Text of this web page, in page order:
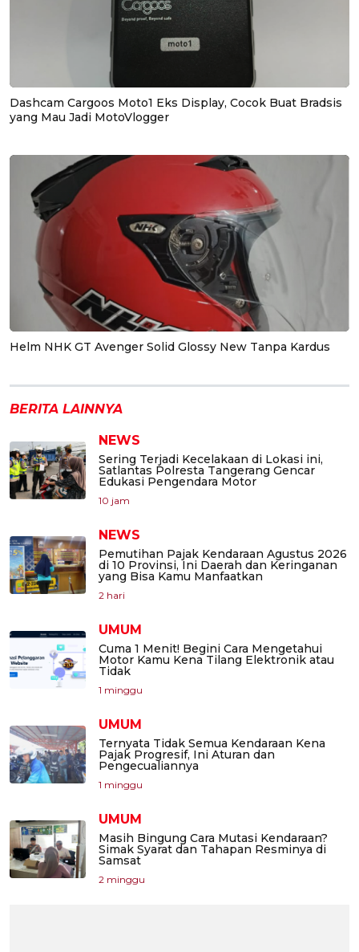
Dashcam Cargoos Moto1 Eks Display, Cocok Buat Bradsis
yang Mau Jadi MotoVlogger
Helm NHK GT Avenger Solid Glossy New Tanpa Kardus
BERITA LAINNYA
NEWS
Sering Terjadi Kecelakaan di Lokasi ini,
Satlantas Polresta Tangerang Gencar
Edukasi Pengendara Motor
10 jam
NEWS
Pemutihan Pajak Kendaraan Agustus 2026
di 10 Provinsi, Ini Daerah dan Keringanan
yang Bisa Kamu Manfaatkan
2 hari
UMUM
Cuma 1 Menit! Begini Cara Mengetahui
Motor Kamu Kena Tilang Elektronik atau
Tidak
1 minggu
UMUM
Ternyata Tidak Semua Kendaraan Kena
Pajak Progresif, Ini Aturan dan
Pengecualiannya
1 minggu
UMUM
Masih Bingung Cara Mutasi Kendaraan?
Simak Syarat dan Tahapan Resminya di
Samsat
2 minggu